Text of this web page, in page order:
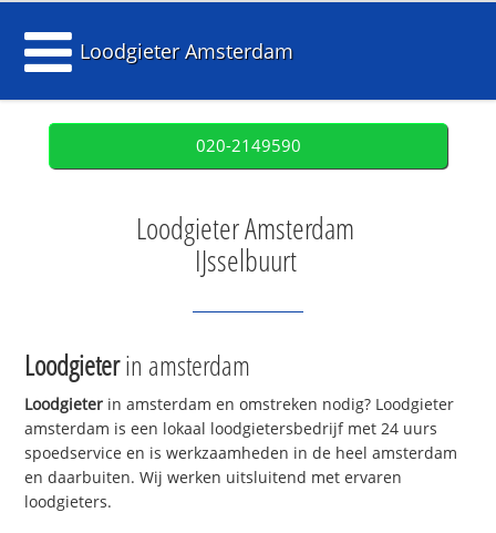
Loodgieter Amsterdam
020-2149590
Loodgieter Amsterdam
IJsselbuurt
Loodgieterin amsterdam
Loodgieter in amsterdam en omstreken nodig? Loodgieter
amsterdam is een lokaal loodgietersbedrijf met 24 uurs
spoedservice en is werkzaamheden in de heel amsterdam
en daarbuiten. Wij werken uitsluitend met ervaren
loodgieters.